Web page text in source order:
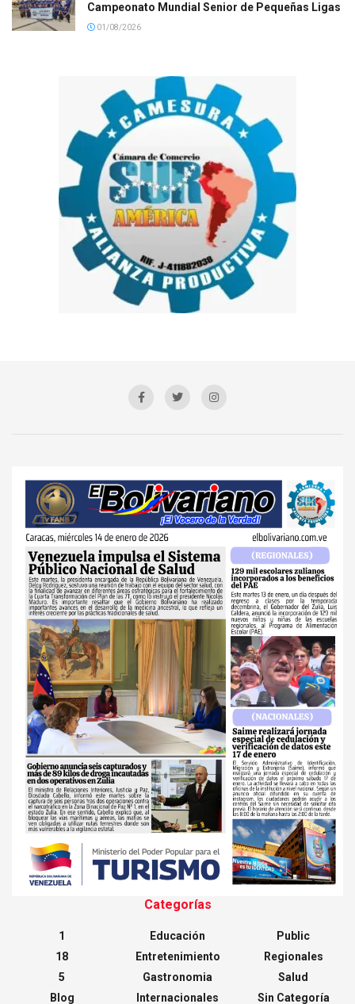
Campeonato Mundial Senior de Pequeñas Ligas
01/08/2026
Categorías
1
18
5
Blog
Educación
Entretenimiento
Gastronomia
Internacionales
Public
Regionales
Salud
Sin Categoría